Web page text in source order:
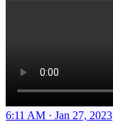
6:11 AM · Jan 27, 2023